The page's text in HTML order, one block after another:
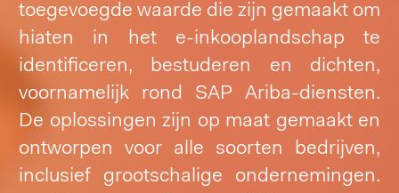
toegevoegde waarde die zijn gemaakt om
hiaten in het e-inkooplandschap te
identificeren, bestuderen en dichten,
voornamelijk rond SAP Ariba-diensten.
De oplossingen zijn op maat gemaakt en
ontworpen voor alle soorten bedrijven,
inclusief grootschalige ondernemingen.